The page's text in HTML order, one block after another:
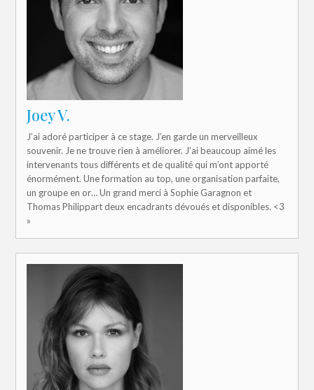
Joey V.
J’ai adoré participer à ce stage. J’en garde un merveilleux
souvenir. Je ne trouve rien à améliorer. J’ai beaucoup aimé les
intervenants tous différents et de qualité qui m’ont apporté
énormément. Une formation au top, une organisation parfaite,
un groupe en or… Un grand merci à Sophie Garagnon et
Thomas Philippart deux encadrants dévoués et disponibles. <3
»